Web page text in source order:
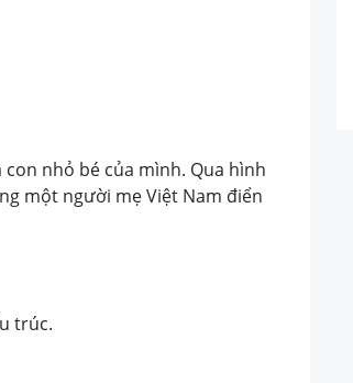
nhỏ bé của mình. Qua hình
một người mẹ Việt Nam điển
trúc.